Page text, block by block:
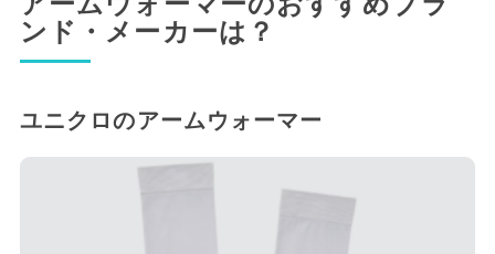
ンド・メーカーは？
ユニクロのアームウォーマー